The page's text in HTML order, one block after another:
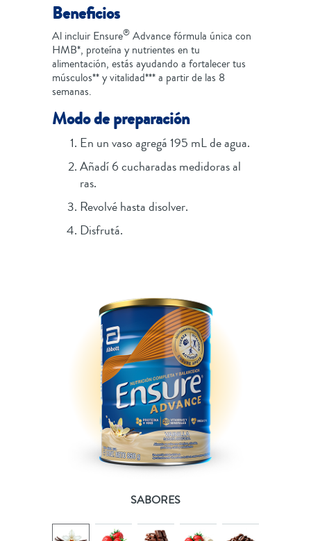
Beneficios
Al incluir Ensure® Advance fórmula única con
HMB*, proteína y nutrientes en tu
alimentación, estás ayudando a fortalecer tus
músculos** y vitalidad*** a partir de las 8
semanas.
Modo de preparación
En un vaso agregá 195 mL de agua.
Añadí 6 cucharadas medidoras al
ras.
Revolvé hasta disolver.
Disfrutá.
SABORES